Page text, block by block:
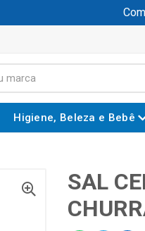
Higiene, Beleza e Bebê
SAL